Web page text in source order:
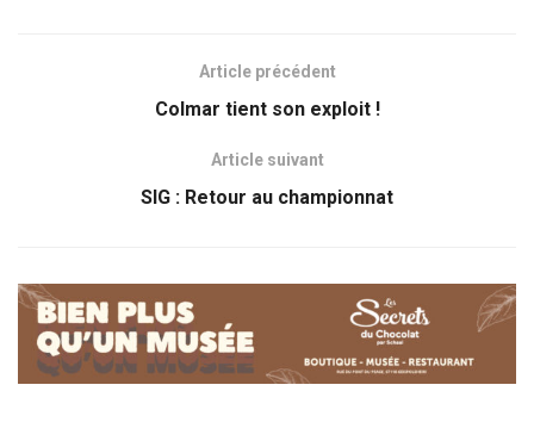
Article précédent
Colmar tient son exploit !
Article suivant
SIG : Retour au championnat